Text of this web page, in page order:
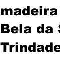
Bela da